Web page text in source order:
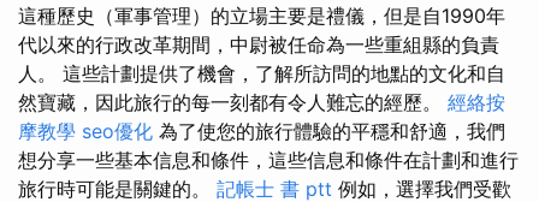
這種歷史（軍事管理）的立場主要是禮儀，但是自1990年
代以來的行政改革期間，中尉被任命為一些重組縣的負責
人。 這些計劃提供了機會，了解所訪問的地點的文化和自
然寶藏，因此旅行的每一刻都有令人難忘的經歷。 經絡按
摩教學 seo優化 為了使您的旅行體驗的平穩和舒適，我們
想分享一些基本信息和條件，這些信息和條件在計劃和進行
旅行時可能是關鍵的。 記帳士 書 ptt 例如，選擇我們受歡